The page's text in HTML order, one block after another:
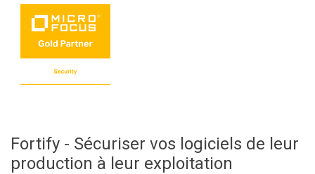
Fortify - Sécuriser vos logiciels de leur
production à leur exploitation